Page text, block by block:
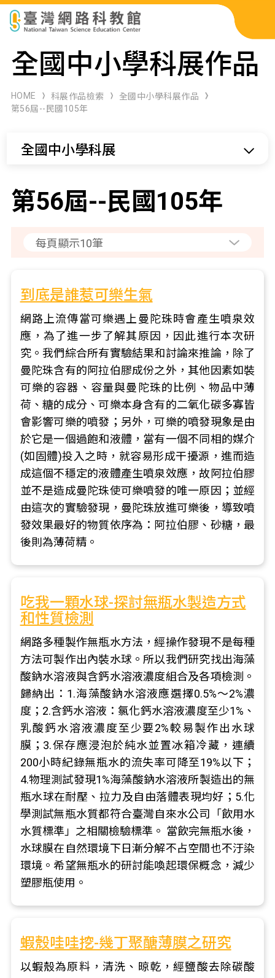
科展作品檢索
科學研習月刊
全國中小學科展作品
HOME 科展作品檢索
全國中小學科展作品
第56屆--民國105年
全國中小學科展
第56屆--民國105年
到底是誰惹可樂生氣
網路上流傳當可樂遇上曼陀珠時會產生噴泉效
應，為了進一步了解其原因，因此進行本次研
究。我們綜合所有實驗結果和討論來推論，除了
曼陀珠含有的阿拉伯膠成份之外，其他因素如裝
可樂的容器、容量與曼陀珠的比例、物品中薄
荷、糖的成分、可樂本身含有的二氧化碳多寡皆
會影響可樂的噴發；另外，可樂的噴發現象是由
於它是一個過飽和液體，當有一個不同相的媒介
(如固體)投入之時，就容易形成干擾源，進而造
成這個不穩定的液體產生噴泉效應，故阿拉伯膠
並不是造成曼陀珠使可樂噴發的唯一原因；並經
由這次的實驗發現，曼陀珠放進可樂後，導致噴
發效果最好的物質依序為：阿拉伯膠、砂糖，最
後則為薄荷精。
吃我一顆水球-探討無瓶水製造方式
和性質檢測
網路多種製作無瓶水方法，經操作發現不是每種
方法可製作出內裝水球。所以我們研究找出海藻
酸鈉水溶液與含鈣水溶液濃度組合及各項檢測。
歸納出：1.海藻酸鈉水溶液應選擇0.5%～2%濃
度；2.含鈣水溶液：氯化鈣水溶液濃度至少1%、
乳酸鈣水溶液濃度至少要2%較易製作出水球
膜；3.保存應浸泡於純水並置冰箱冷藏，連續
200小時紀錄無瓶水的流失率可降至19%以下；
4.物理測試發現1%海藻酸鈉水溶液所製造出的無
瓶水球在耐壓、拉力及自由落體表現均好；5.化
學測試無瓶水質都符合臺灣自來水公司「飲用水
水質標準」之相關檢驗標準。 當飲完無瓶水後，
水球膜在自然環境下日漸分解不占空間也不汙染
環境。希望無瓶水的研討能喚起環保概念，減少
塑膠瓶使用。
蝦殼哇哇挖-幾丁聚醣薄膜之研究
以蝦殼為原料，清洗、晾乾，經鹽酸去除碳酸